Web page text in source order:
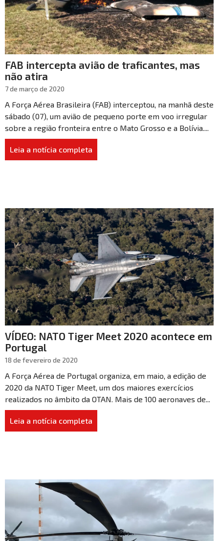
FAB intercepta avião de traficantes, mas
não atira
7 de março de 2020
A Força Aérea Brasileira (FAB) interceptou, na manhã deste
sábado (07), um avião de pequeno porte em voo irregular
sobre a região fronteira entre o Mato Grosso e a Bolívia....
Leia a notícia completa
VÍDEO: NATO Tiger Meet 2020 acontece em
Portugal
18 de fevereiro de 2020
A Força Aérea de Portugal organiza, em maio, a edição de
2020 da NATO Tiger Meet, um dos maiores exercícios
realizados no âmbito da OTAN. Mais de 100 aeronaves de...
Leia a notícia completa